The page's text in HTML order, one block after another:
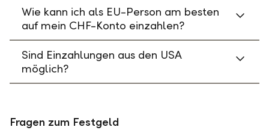
Wie kann ich als EU-Person am besten
auf mein CHF-Konto einzahlen?
Sind Einzahlungen aus den USA
möglich?
Fragen zum Festgeld